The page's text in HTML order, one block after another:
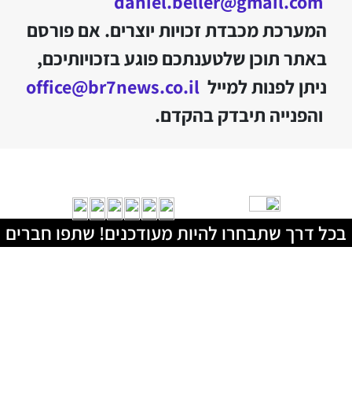
המערכת מכבדת זכויות יוצרים. אם פורסם
באתר תוכן שלטענתכם פוגע בזכויותיכם,
ניתן לפנות למייל office@br7news.co.il
והפנייה תיבדק בהקדם.
בכל דרך שתבחרו להיות מעודכנים! שתפו חברים